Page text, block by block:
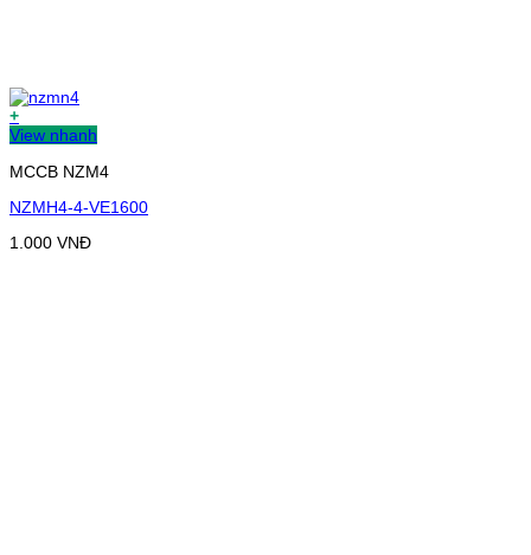
+
View nhanh
MCCB NZM4
NZMH4-4-VE1600
1.000 VNĐ